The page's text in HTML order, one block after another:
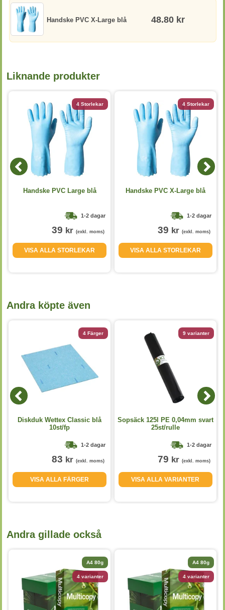
Handske PVC X-Large blå 48.80 kr
Liknande produkter
4 Storlekar
Handske PVC Large blå
1-2 dagar
39 kr (exkl. moms)
VISA ALLA STORLEKAR
4 Storlekar
Handske PVC X-Large blå
1-2 dagar
39 kr (exkl. moms)
VISA ALLA STORLEKAR
Andra köpte även
4 Färger
Diskduk Wettex Classic blå
10st/fp
1-2 dagar
83 kr (exkl. moms)
VISA ALLA FÄRGER
9 varianter
Sopsäck 125l PE 0,04mm svart
25st/rulle
1-2 dagar
79 kr (exkl. moms)
VISA ALLA VARIANTER
Andra gillade också
A4 80g
4 varianter
A4 80g
4 varianter